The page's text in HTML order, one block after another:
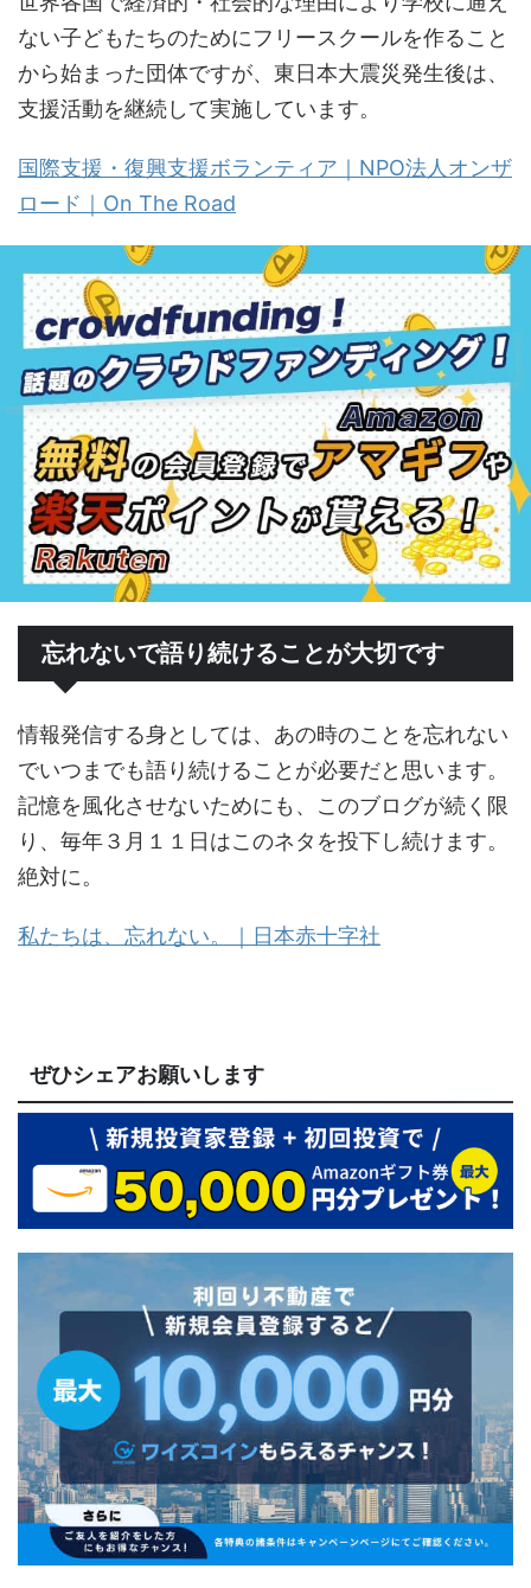
ない子どもたちのためにフリースクールを作ること
から始まった団体ですが、東日本大震災発生後は、
支援活動を継続して実施しています。
国際支援・復興支援ボランティア｜NPO法人オンザ
ロード｜On The Road
忘れないで語り続けることが大切です
情報発信する身としては、あの時のことを忘れない
でいつまでも語り続けることが必要だと思います。
記憶を風化させないためにも、このブログが続く限
り、毎年３月１１日はこのネタを投下し続けます。
絶対に。
私たちは、忘れない。｜日本赤十字社
ぜひシェアお願いします